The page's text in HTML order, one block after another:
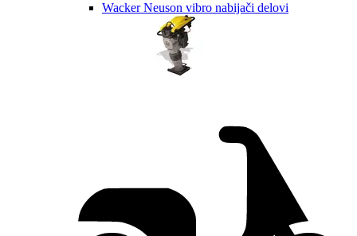
Wacker Neuson vibro nabijači delovi